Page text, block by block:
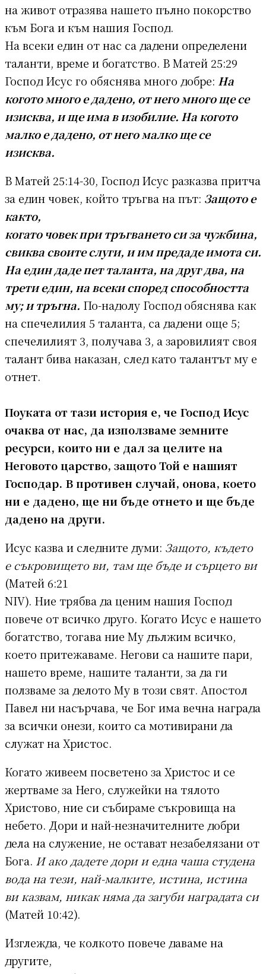
на живот отразява нашето пълно покорство
към Бога и към нашия Господ.
На всеки един от нас са дадени определени
таланти, време и богатство. В Матей 25:29
Господ Исус го обяснява много добре: На
когото много е дадено, от него много ще се
изисква, и ще има в изобилие. На когото
малко е дадено, от него малко ще се
изисква.
В Матей 25:14-30, Господ Исус разказва притча
за един човек, който тръгва на път: Защото е
както,
когато човек при тръгването си за чужбина,
свиква своите слуги, и им предаде имота си.
На един даде пет таланта, на друг два, на
трети един, на всеки според способността
му; и тръгна. По-надолу Господ обяснява как
на спечелилия 5 таланта, са дадени още 5;
спечелилият 3, получава 3, а заровилият своя
талант бива наказан, след като талантът му е
отнет.
Поуката от тази история е, че Господ Исус
очаква от нас, да използваме земните
ресурси, които ни е дал за целите на
Неговото царство, защото Той е нашият
Господар. В противен случай, онова, което
ни е дадено, ще ни бъде отнето и ще бъде
дадено на други.
Исус казва и следните думи: Защото, къдетo
e съкровището ви, там ще бъде и сърцето ви
(Maтей 6:21
NIV). Ние трябва да ценим нашия Господ
повече от всичко друго. Когато Исус е нашето
богатство, тогава ние Му дължим всичко,
което притежаваме. Негови са нашите пари,
нашето време, нашите таланти, за да ги
ползваме за делото Му в този свят. Апостол
Павел ни насърчава, че Бог има вечна награда
за всички онези, които са мотивирани да
служат на Христос.
Когато живеем посветено за Христос и се
жертваме за Него, служейки на тялото
Христово, ние си събираме съкровища на
небето. Дори и най-незначителните добри
дела на служение, не остават незабелязани от
Бога. И ако дадете дори и една чаша студена
вода на тези, най-малките, истина, истина
ви казвам, никак няма да загуби наградата си
(Матей 10:42).
Изглежда, че колкото повече даваме на
другите,